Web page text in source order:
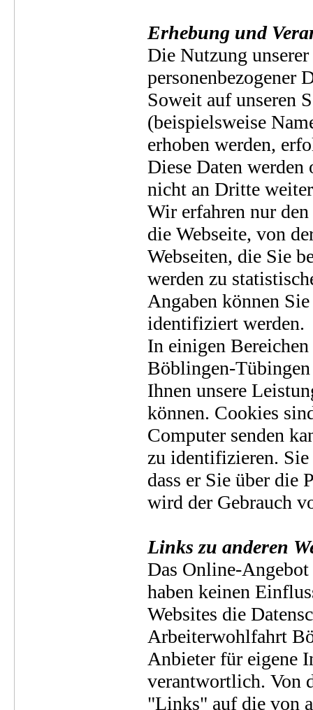
Erhebung und
Die Nutzung
personenbezogener
Soweit auf unseren
(beispielsweise
erhoben werden,
Diese Daten
nicht an Dritte
Wir erfahren nur
die Webseite, von
Webseiten, die Sie
werden zu
Angaben können
identifiziert werden.
In einigen
Böblingen-
Ihnen unsere
können. Cookies
Computer senden
zu identifizieren.
dass er Sie über die
wird der Gebrauch
Links zu anderen
Das Online-
haben keinen
Websites die
Arbeiterwohlfahrt
Anbieter für eigene
verantwortlich. Von
"Links" auf die von